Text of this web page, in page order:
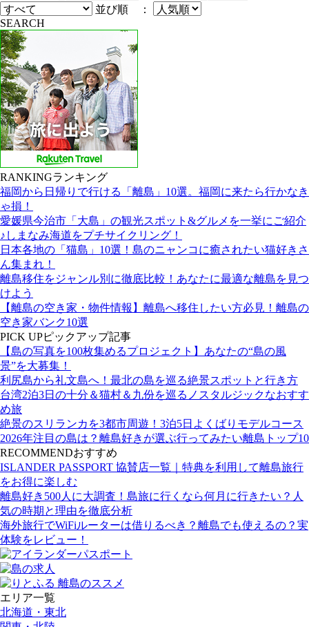
並び順 ：
SEARCH
RANKINGランキング
福岡から日帰りで行ける「離島」10選。福岡に来たら行かなき
ゃ損！
愛媛県今治市「大島」の観光スポット&グルメを一挙にご紹介
♪しまなみ海道をプチサイクリング！
日本各地の「猫島」10選！島のニャンコに癒されたい猫好きさ
ん集まれ！
離島移住をジャンル別に徹底比較！あなたに最適な離島を見つ
けよう
【離島の空き家・物件情報】離島へ移住したい方必見！離島の
空き家バンク10選
PICK UPピックアップ記事
【島の写真を100枚集めるプロジェクト】あなたの“島の風
景”を大募集！
利尻島から礼文島へ！最北の島を巡る絶景スポットと行き方
台湾2泊3日の十分＆猫村＆九份を巡るノスタルジックなおすす
め旅
絶景のスリランカを3都市周遊！3泊5日よくばりモデルコース
2026年注目の島は？離島好きが選ぶ行ってみたい離島トップ10
RECOMMENDおすすめ
ISLANDER PASSPORT 協賛店一覧｜特典を利用して離島旅行
をお得に楽しむ
離島好き500人に大調査！島旅に行くなら何月に行きたい？人
気の時期と理由を徹底分析
海外旅行でWiFiルーターは借りるべき？離島でも使えるの？実
体験をレビュー！
エリア一覧
北海道・東北